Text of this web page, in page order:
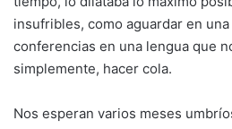
insufribles, como aguardar en
conferencias en una lengua que
simplemente, hacer cola.
Nos esperan varios meses